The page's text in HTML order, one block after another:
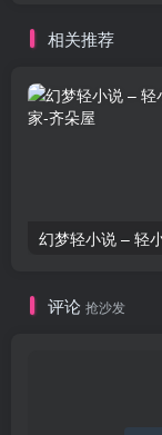
相关推荐
评论 抢沙发